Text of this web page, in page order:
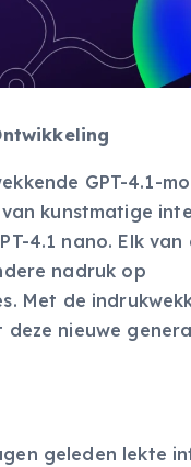
GPT-4.1-
kunstmatige
4.1 nano. Elk van
nadruk op
Met de
nieuwe
geleden lekte